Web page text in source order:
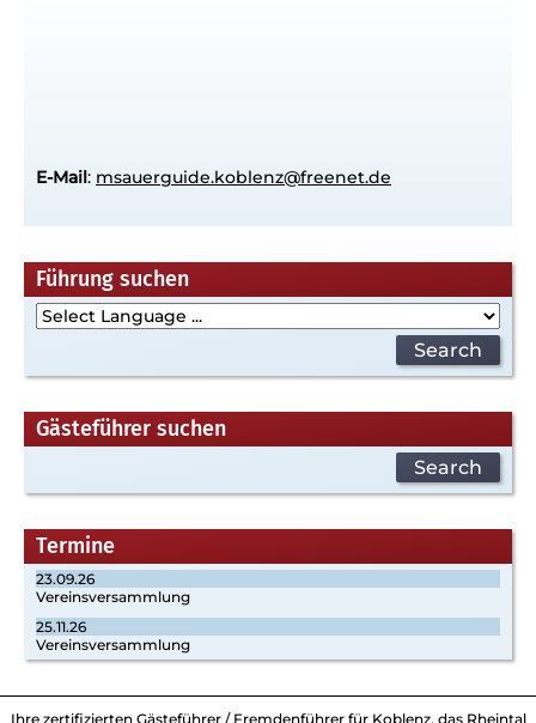
E-Mail: msauerguide.koblenz@freenet.de
Führung suchen
Gästeführer suchen
Termine
23.09.26
Vereinsversammlung
25.11.26
Vereinsversammlung
Ihre zertifizierten Gästeführer / Fremdenführer für Koblenz, das Rheintal